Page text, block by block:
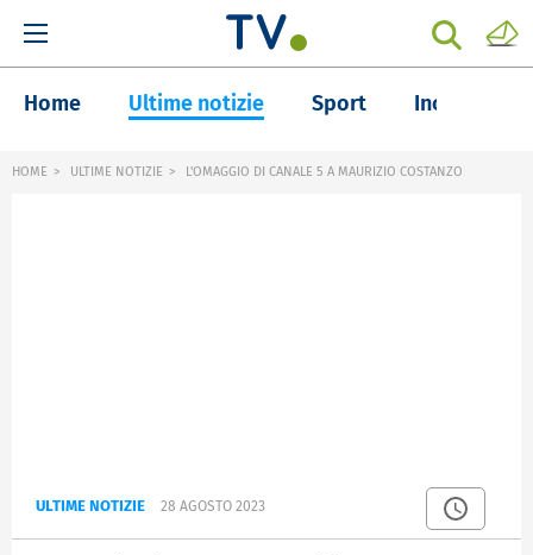
Home Ultime notizie Sport Inchieste
HOME ULTIME NOTIZIE L'OMAGGIO DI CANALE 5 A MAURIZIO COSTANZO
ULTIME NOTIZIE 28 AGOSTO 2023